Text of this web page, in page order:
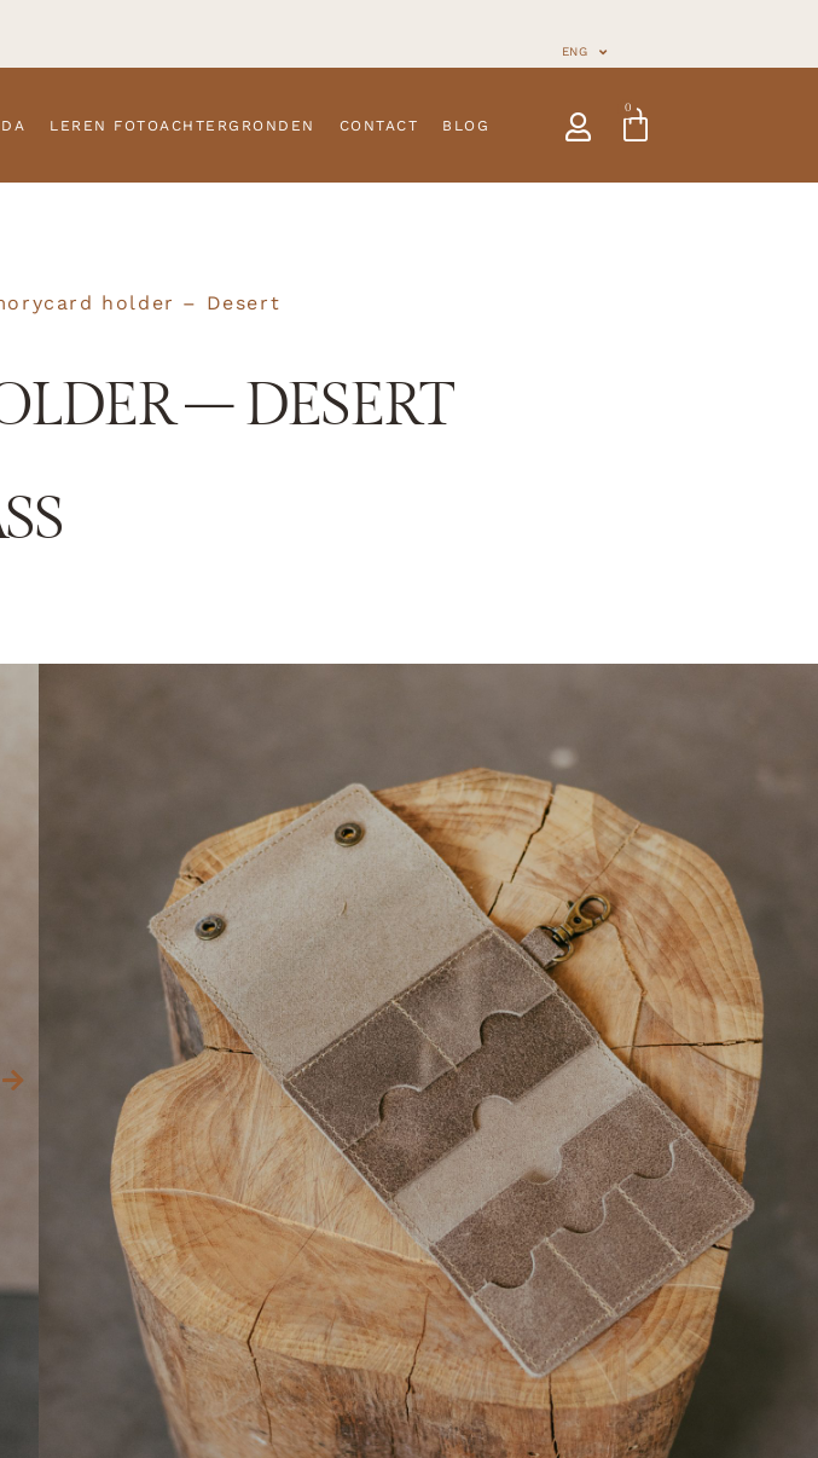
ENG
LEREN FOTOACHTERGRONDEN CONTACT BLOG
0
holder – Desert
– DESERT
SD/CF
text for engraving memorycard holder: (+€ 9,99) (optional)
Engraving will be in black and placed in the front middle
between the buttons.
Sharing allowed? *
We would like to share the production process on our
social media, because of that we want to make sure it's not
a surprise for someone.
Instagram(optional)
TOEVOEGEN AAN WINKELWAGEN